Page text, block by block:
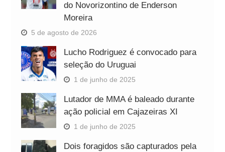
do Novorizontino de Enderson
Moreira
5 de agosto de 2026
Lucho Rodriguez é convocado para
seleção do Uruguai
1 de junho de 2025
Lutador de MMA é baleado durante
ação policial em Cajazeiras XI
1 de junho de 2025
Dois foragidos são capturados pela